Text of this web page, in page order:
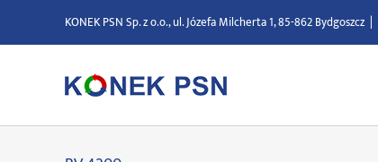
zawartości
KONEK PSN Sp. z o.o., ul. Józefa Milcherta 1, 85-862 Bydgoszcz |